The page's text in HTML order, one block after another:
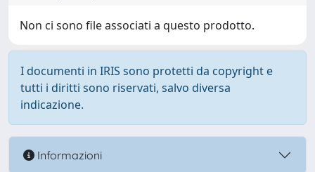
Non ci sono file associati a questo prodotto.
I documenti in IRIS sono protetti da copyright e
tutti i diritti sono riservati, salvo diversa
indicazione.
Informazioni